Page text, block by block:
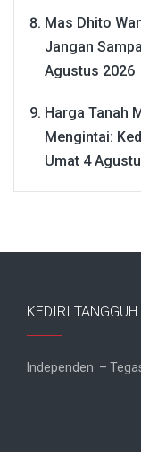
Mas Dhito
Jangan
Agustus 2026
Harga Tanah
Mengintai:
Umat 4
KEDIRI TANGGUH
Independen –